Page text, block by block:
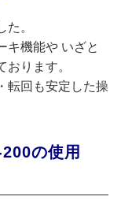
。
キ機能や いざと
ります。
転回も安定した操
の使用